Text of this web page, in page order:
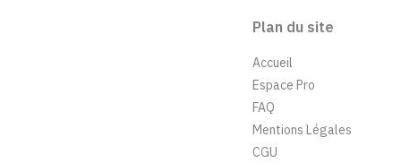
Plan du site
Accueil
Espace Pro
FAQ
Mentions Légales
CGU